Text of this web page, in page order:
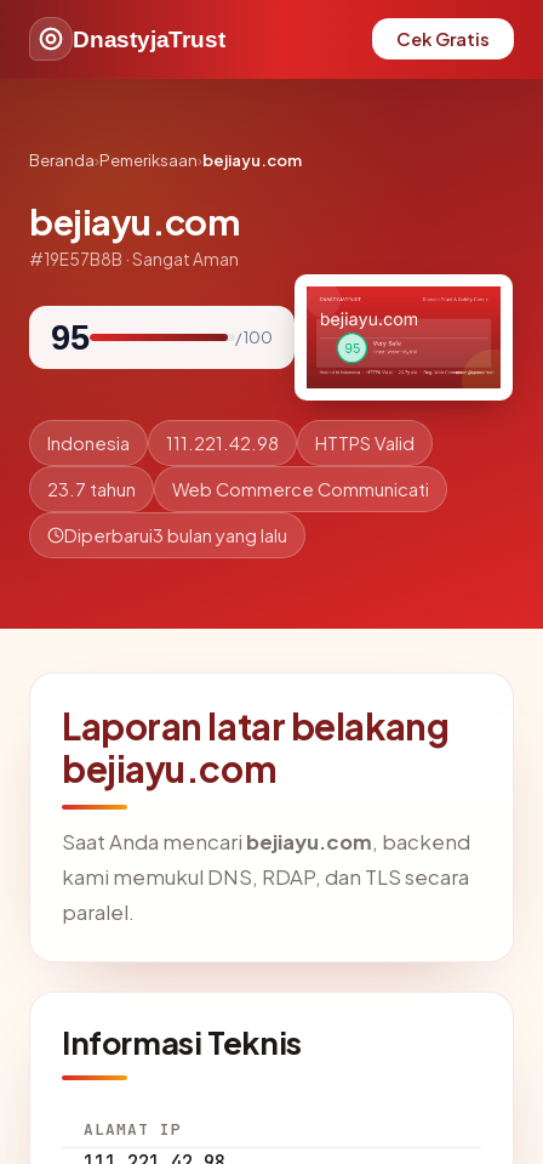
DnastyjaTrust Cek Gratis
Beranda›Pemeriksaan›bejiayu.com
bejiayu.com
#19E57B8B · Sangat Aman
95 / 100
Indonesia 111.221.42.98 HTTPS Valid
23.7 tahun Web Commerce Communicati
Diperbarui3 bulan yang lalu
Laporan latar belakang
bejiayu.com
Saat Anda mencari bejiayu.com, backend
kami memukul DNS, RDAP, dan TLS secara
paralel.
Informasi Teknis
ALAMAT IP